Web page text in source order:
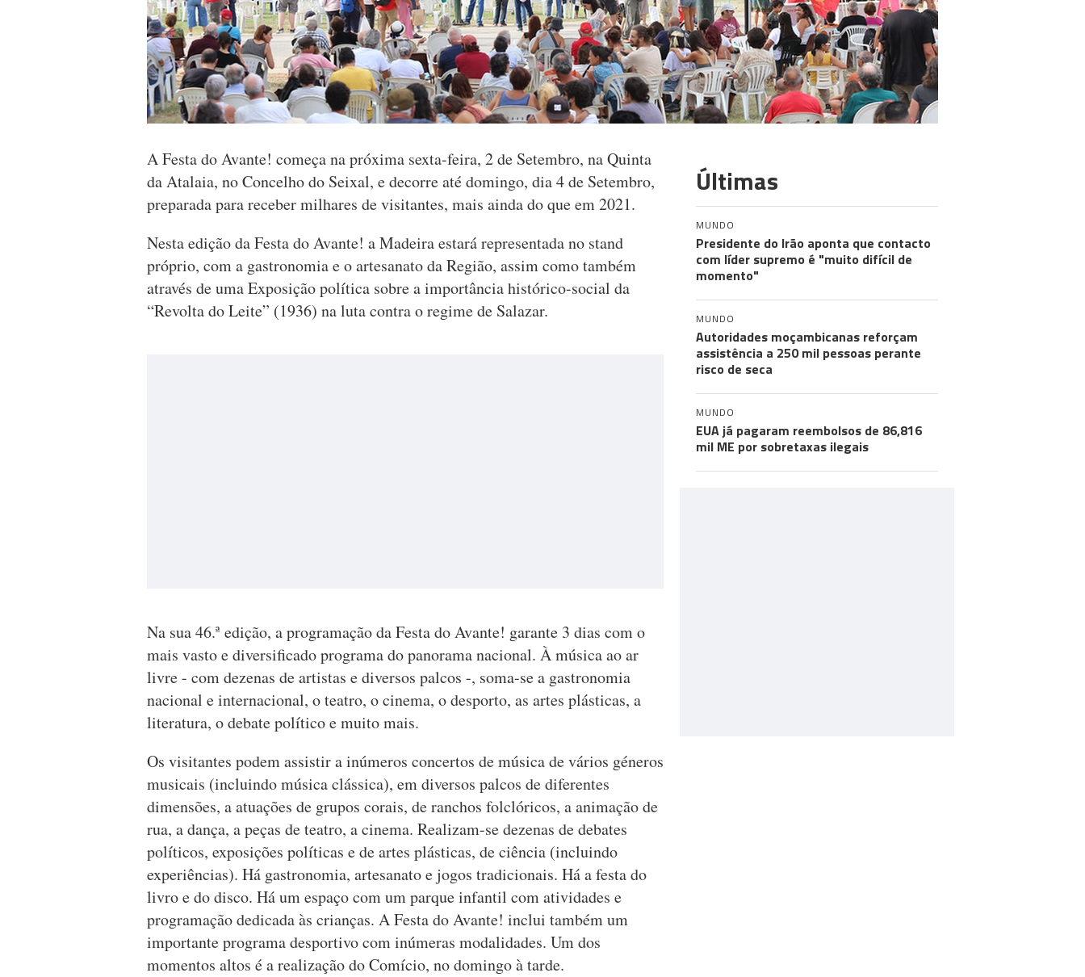
A Festa do Avante! começa na próxima sexta-feira, 2 de Setembro, na Quinta
da Atalaia, no Concelho do Seixal, e decorre até domingo, dia 4 de Setembro,
preparada para receber milhares de visitantes, mais ainda do que em 2021.
Nesta edição da Festa do Avante! a Madeira estará representada no stand
próprio, com a gastronomia e o artesanato da Região, assim como também
através de uma Exposição política sobre a importância histórico-social da
“Revolta do Leite” (1936) na luta contra o regime de Salazar.
Na sua 46.ª edição, a programação da Festa do Avante! garante 3 dias com o
mais vasto e diversificado programa do panorama nacional. À música ao ar
livre - com dezenas de artistas e diversos palcos -, soma-se a gastronomia
nacional e internacional, o teatro, o cinema, o desporto, as artes plásticas, a
literatura, o debate político e muito mais.
Os visitantes podem assistir a inúmeros concertos de música de vários géneros
musicais (incluindo música clássica), em diversos palcos de diferentes
dimensões, a atuações de grupos corais, de ranchos folclóricos, a animação de
rua, a dança, a peças de teatro, a cinema. Realizam-se dezenas de debates
políticos, exposições políticas e de artes plásticas, de ciência (incluindo
experiências). Há gastronomia, artesanato e jogos tradicionais. Há a festa do
livro e do disco. Há um espaço com um parque infantil com atividades e
programação dedicada às crianças. A Festa do Avante! inclui também um
importante programa desportivo com inúmeras modalidades. Um dos
momentos altos é a realização do Comício, no domingo à tarde.
Últimas
MUNDO
Presidente do Irão aponta que contacto
com líder supremo é "muito difícil de
momento"
MUNDO
Autoridades moçambicanas reforçam
assistência a 250 mil pessoas perante
risco de seca
MUNDO
EUA já pagaram reembolsos de 86,816
mil ME por sobretaxas ilegais